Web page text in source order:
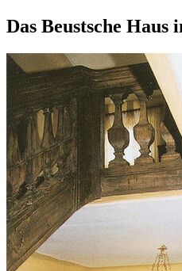
Das Beustsche Haus